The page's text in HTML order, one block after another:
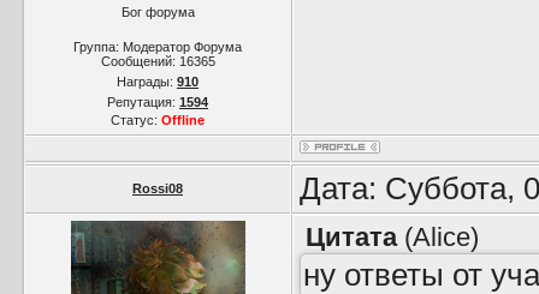
Бог форума
Группа: Модератор Форума
Сообщений: 16365
Награды: 910
Репутация: 1594
Статус: Offline
Rossi08 Дата: Суббота,
Цитата(Alice)
ну ответы от